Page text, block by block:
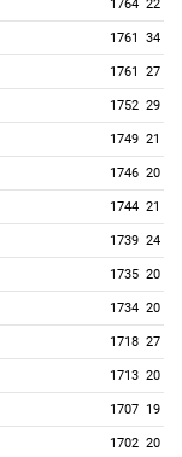
1764 22
1761 34
1761 27
1752 29
1749 21
1746 20
1744 21
1739 24
1735 20
1734 20
1718 27
1713 20
1707 19
1702 20